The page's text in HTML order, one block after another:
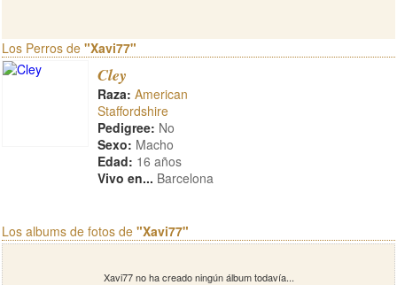
Los Perros de "Xavi77"
Cley
Raza: American
Staffordshire
Pedigree: No
Sexo: Macho
Edad: 16 años
Vivo en... Barcelona
Los albums de fotos de "Xavi77"
Xavi77 no ha creado ningún álbum todavía...